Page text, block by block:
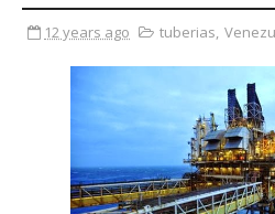
12 years ago tuberias,